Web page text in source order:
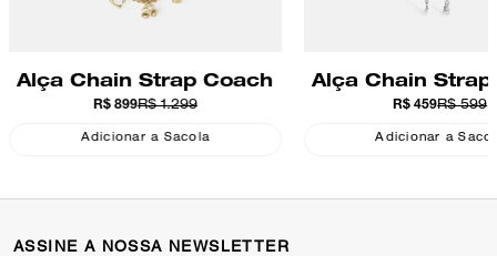
Alça Chain Strap Coach
R$ 1.299
R$ 899
Adicionar a Sacola
Alça Chain Strap
R$ 599
R$ 459
Adicionar a
ASSINE A NOSSA NEWSLETTER